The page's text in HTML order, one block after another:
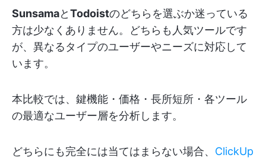
SunsamaとTodoistのどちらを選ぶか迷っている
方は少なくありません。どちらも人気ツールです
が、異なるタイプのユーザーやニーズに対応して
います。
本比較では、鍵機能・価格・長所短所・各ツール
の最適なユーザー層を分析します。
どちらにも完全には当てはまらない場合、 ClickUp